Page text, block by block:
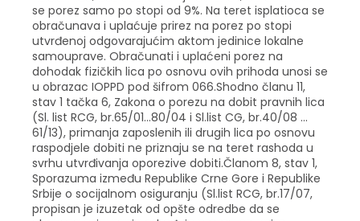
se porez samo po stopi od 9%. Na teret isplatioca se
obračunava i uplaćuje prirez na porez po stopi
utvrđenoj odgovarajućim aktom jedinice lokalne
samouprave. Obračunati i uplaćeni porez na
dohodak fizičkih lica po osnovu ovih prihoda unosi se
u obrazac IOPPD pod šifrom 066.Shodno članu 11,
stav 1 tačka 6, Zakona o porezu na dobit pravnih lica
(Sl. list RCG, br.65/01…80/04 i Sl.list CG, br.40/08 …
61/13), primanja zaposlenih ili drugih lica po osnovu
raspodjele dobiti ne priznaju se na teret rashoda u
svrhu utvrđivanja oporezive dobiti.Članom 8, stav 1,
Sporazuma između Republike Crne Gore i Republike
Srbije o socijalnom osiguranju (Sl.list RCG, br.17/07,
propisan je izuzetak od opšte odredbe da se